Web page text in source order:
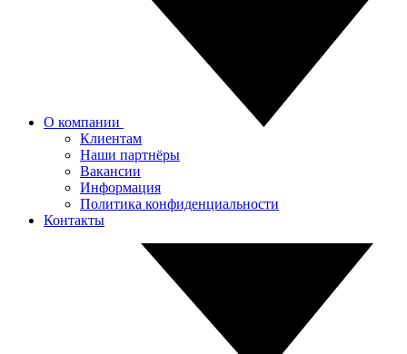
О компании
Клиентам
Наши партнёры
Вакансии
Информация
Политика конфиденциальности
Контакты